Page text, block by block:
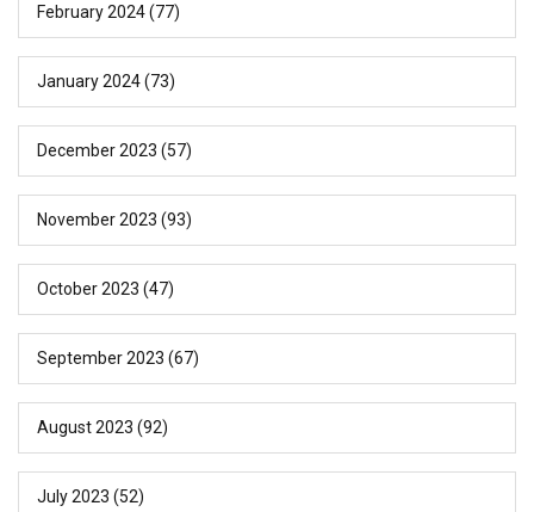
February 2024(77)
January 2024(73)
December 2023 (57)
November 2023 (93)
October 2023 (47)
September 2023 (67)
August 2023 (92)
July 2023 (52)